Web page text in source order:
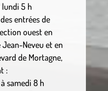
5 h
entrées de
ouest en
Neveu et en
de Mortagne,
:
samedi 8 h